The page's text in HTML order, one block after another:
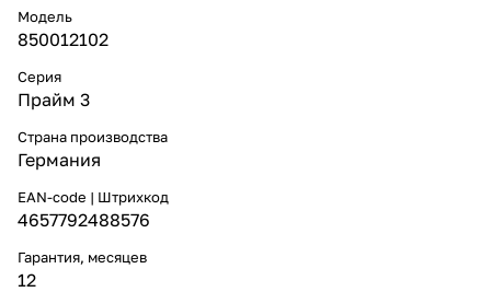
Модель
850012102
Серия
Прайм 3
Страна производства
Германия
EAN-code | Штрихкод
4657792488576
Гарантия, месяцев
12